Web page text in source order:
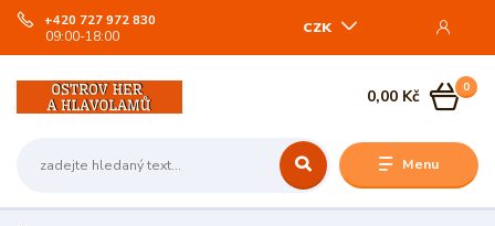
Menu
CZK
+420 727 972 830
09:00-18:00
0
0,00 Kč